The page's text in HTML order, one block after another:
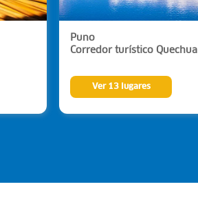
Puno
Corredor turístico Quechua
Ver 13 lugares